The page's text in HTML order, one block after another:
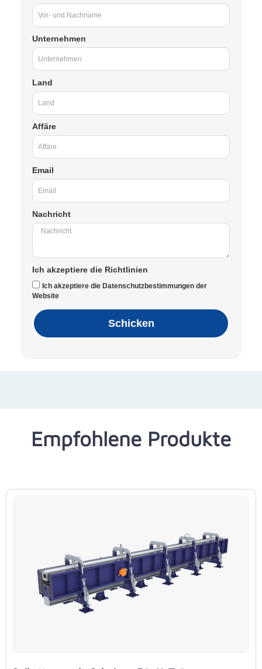
Unternehmen
Land
Affäre
Email
Nachricht
Ich akzeptiere die Richtlinien
Ich akzeptiere die Datenschutzbestimmungen der
Website
Schicken
Empfohlene Produkte